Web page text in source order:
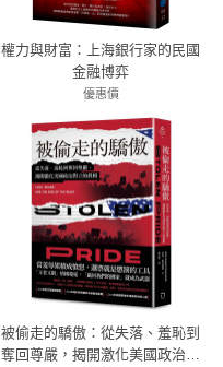
權力與財富：上海銀行家的民國
金融博弈
優惠價
79折 379元
被偷走的驕傲：從失落、羞恥到
奪回尊嚴，揭開激化美國政治對